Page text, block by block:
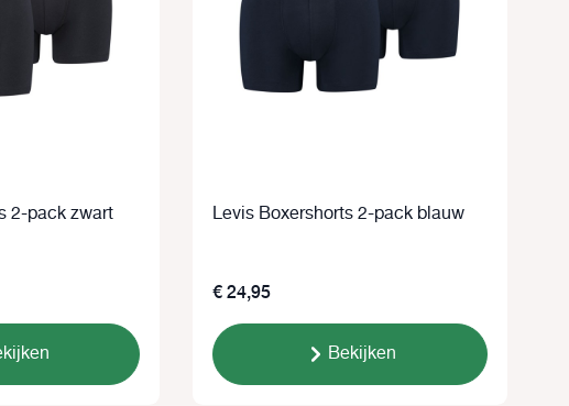
Levis Boxershorts 2-pack zwart Levis Boxershorts 2-pack blauw
€ 24,95
Bekijken